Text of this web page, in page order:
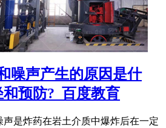
噪声产生的原因是什
预防?_百度教育
声是炸药在岩土介质中爆炸后在一定